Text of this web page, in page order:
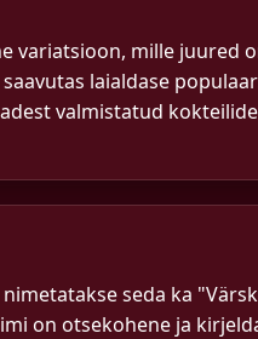
variatsioon, mille juured
laialdase
valmistatud
seda ka
on otsekohene ja